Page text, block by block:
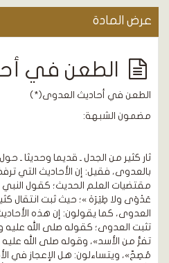
عرض المادة
الطعن في
الطعن في أحاديث العدوى(*)
مضمون الشبهة:
ثار كثير من الجدل ـ قديما وحديثا ـ
بالعدوى، فقيل: إن الأحاديث التي
مقتضيات العلم الحديث؛ كقول النبي
عَدْوَى ولا طِيَرَة »؛ حيث ثبت انتقال
العدوى، كما يقولون: إن هذه
تثبت العدوى؛ كقوله صلى الله
تفرُّ من الأسد»، وقوله صلى الله
مُصِحّ»، ويتساءلون: هل الإعجاز في